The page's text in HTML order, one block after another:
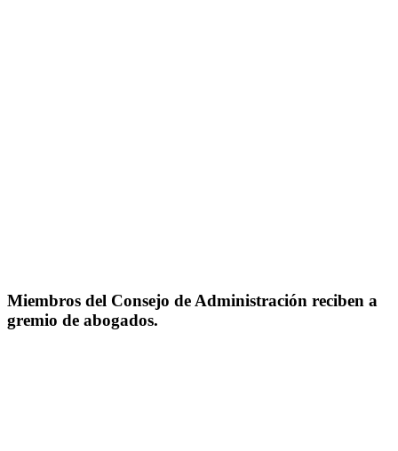
Miembros del Consejo de Administración reciben a
gremio de abogados.